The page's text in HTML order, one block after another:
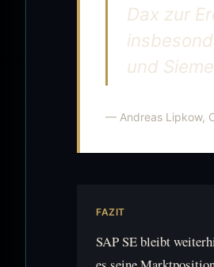
Dax zur
und
— Andreas Lipkow,
FAZIT
SAP SE bleibt